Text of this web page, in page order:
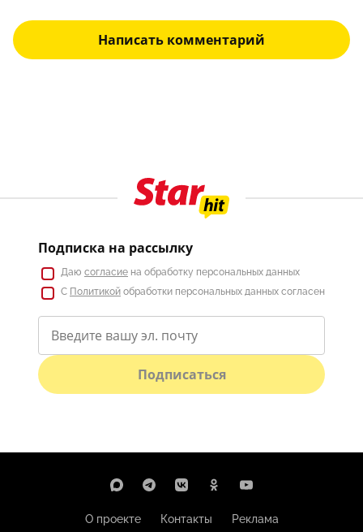
Написать комментарий
Подписка на рассылку
Даю согласие на обработку персональных данных
С Политикой обработки персональных данных согласен
Подписаться
О проекте Контакты
Реклама